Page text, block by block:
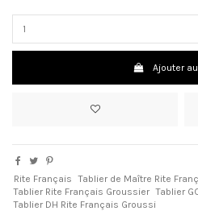
Ajouter
Rite Français Tablier de Maître Rite
Tablier Rite Français Groussier Tablier
Tablier DH Rite Français Groussi